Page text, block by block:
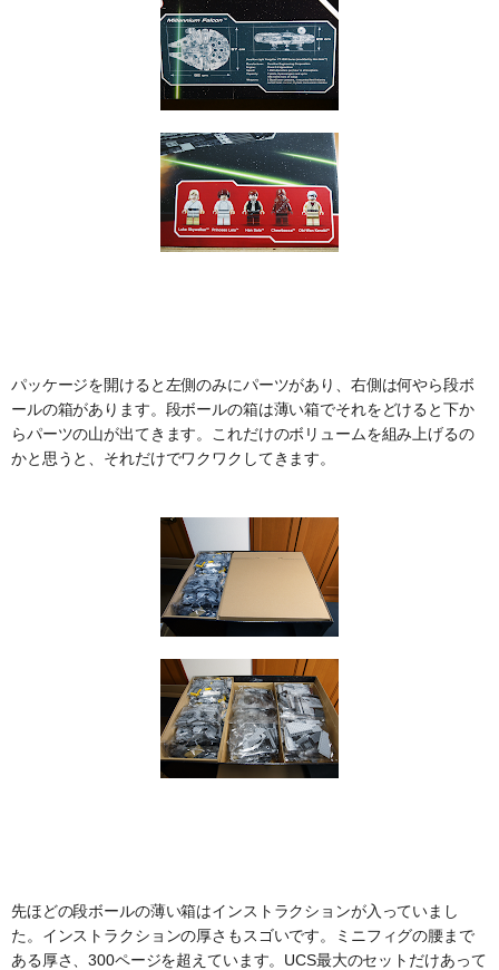
パッケージを開けると左側のみにパーツがあり、右側は何やら段ボ
ールの箱があります。段ボールの箱は薄い箱でそれをどけると下か
らパーツの山が出てきます。これだけのボリュームを組み上げるの
かと思うと、それだけでワクワクしてきます。
先ほどの段ボールの薄い箱はインストラクションが入っていまし
た。インストラクションの厚さもスゴいです。ミニフィグの腰まで
ある厚さ、300ページを超えています。UCS最大のセットだけあって